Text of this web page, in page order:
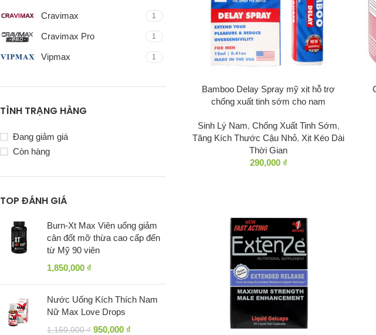
Cravimax Pro
Gravimax RX
NHỎ
CHỐNG XUẤT TINH SỚM
Cravimax Pro
Gravimax RX
Vipmax RX
Winmax Plus
Cravimax 1
Cravimax Pro 1
Vipmax 1
TÌNH TRẠNG HÀNG
Đang giảm giá
Còn hàng
TOP ĐÁNH GIÁ
Burn-Xt Max Viên uống giảm
cân đốt mỡ thừa cao cấp đến
từ Mỹ 90 viên
1,850,000 ₫
Nước Uống Kích Thích Nam
Nữ Max Love Drops
1,150,000₫ 950,000 ₫
Bamboo Delay Spray mỹ xịt hỗ trợ
chống xuất tinh sớm cho nam
Sinh Lý Nam, Chống Xuất Tinh Sớm,
Tăng Kích Thước Cậu Nhỏ, Xịt Kéo Dài
Thời Gian
290,000 ₫